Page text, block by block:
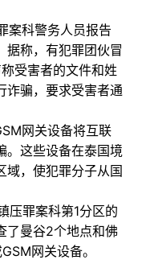
案科警务人员报告
据称，有犯罪团伙冒
受害者的文件和姓
诈骗，要求受害者通
网关设备将互联
。这些设备在泰国境
域，使犯罪分子从国
压罪案科第1分区的
了曼谷2个地点和佛
网关设备。